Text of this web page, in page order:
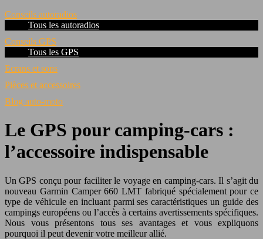
Conseils autoradios
Tous les autoradios
Conseils GPS
Tous les GPS
Ecrans et sons
Pièces et accessoires
Blog auto-moto
Le GPS pour camping-cars :
l’accessoire indispensable
Un GPS conçu pour faciliter le voyage en camping-cars. Il s’agit du
nouveau Garmin Camper 660 LMT fabriqué spécialement pour ce
type de véhicule en incluant parmi ses caractéristiques un guide des
campings européens ou l’accès à certains avertissements spécifiques.
Nous vous présentons tous ses avantages et vous expliquons
pourquoi il peut devenir votre meilleur allié.